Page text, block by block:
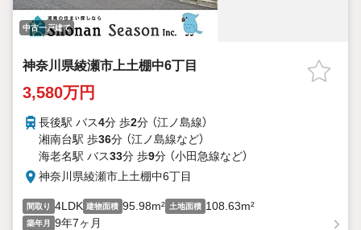
中古一戸建て
神奈川県綾瀬市上土棚中6丁目
3,580万円
長後駅 バス4分 歩2分 （江ノ島線）
湘南台駅 歩36分 （江ノ島線など）
海老名駅 バス33分 歩9分 （小田急線など）
神奈川県綾瀬市上土棚中6丁目
間取り 4LDK 建物面積 95.98m² 土地面積 108.63m²
築年月 9年7ヶ月